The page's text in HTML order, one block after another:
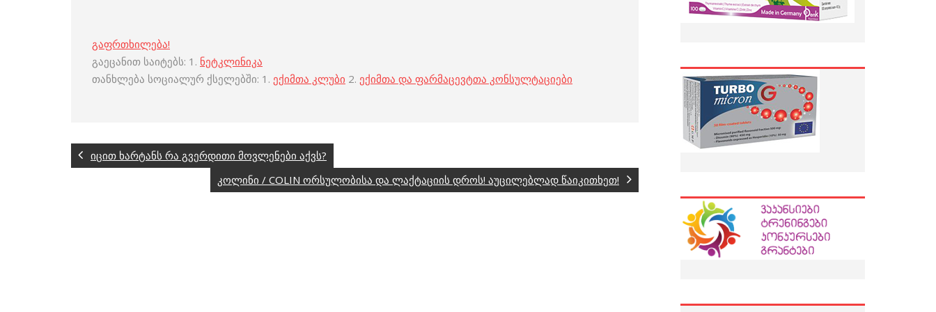
გაფრთხილება!
გაეცანით საიტებს: 1. ნეტკლინიკა
თანხლება სოციალურ ქსელებში: 1. ექიმთა კლუბი 2. ექიმთა და ფარმაცევტთა კონსულტაციები
იცით ხარტანს რა გვერდითი მოვლენები აქვს?
კოლინი / COLIN ორსულობისა და ლაქტაციის დროს! აუცილებლად წაიკითხეთ!